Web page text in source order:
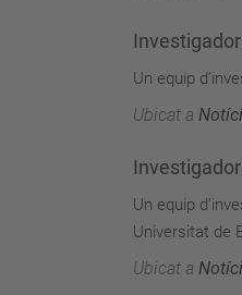
Un equip
Ubicat a
Un equip
Universitat de
Ubicat a